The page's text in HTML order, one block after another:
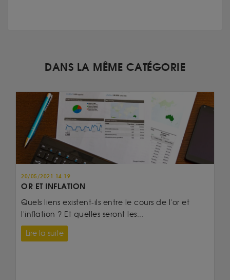
DANS LA MÊME CATÉGORIE
20/05/2021 14:19
OR ET INFLATION
Quels liens existent-ils entre le cours de l'or et
l'inflation ? Et quelles seront les...
Lire la suite